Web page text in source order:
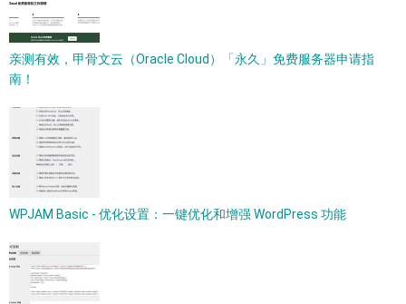
亲测有效，甲骨文云（Oracle Cloud）「永久」免费服务器申请指
南！
WPJAM Basic - 优化设置：一键优化和增强 WordPress 功能